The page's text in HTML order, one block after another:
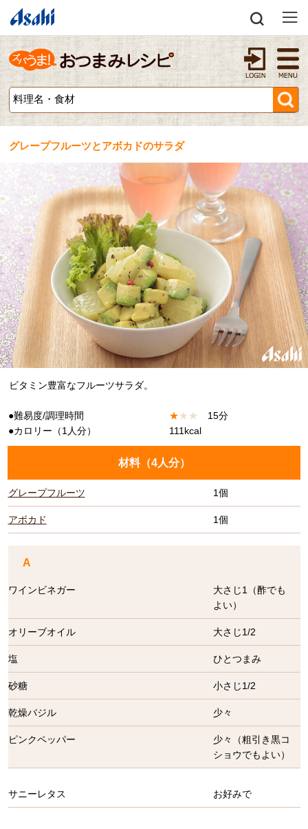
グレープフルーツとアボカドのサラダ
ビタミン豊富なフルーツサラダ。
●難易度/調理時間 ★★ ★
15分
●カロリー（1人分）
111kcal
材料（4人分）
グレープフルーツ 1個
アボカド 1個
A
ワインビネガー
大さじ1（酢でも
よい）
オリーブオイル 大さじ1/2
塩 ひとつまみ
砂糖 小さじ1/2
乾燥バジル 少々
ピンクペッパー
少々（粗引き黒コ
ショウでもよい）
サニーレタス お好みで